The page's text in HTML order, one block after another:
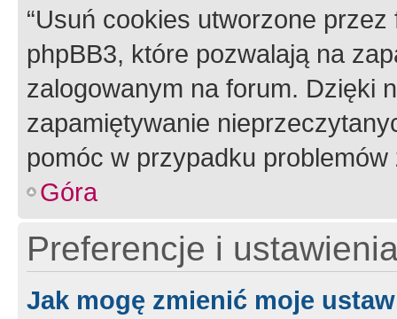
“Usuń cookies utworzone
phpBB3, które pozwalają na
zalogowanym na forum. Dzięki
zapamiętywanie
pomóc w przypadku
Góra
Preferencje i
Jak mogę zmienić moje